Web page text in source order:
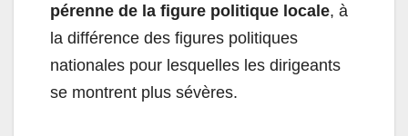
pérenne de la figure politique locale, à
la différence des figures politiques
nationales pour lesquelles les dirigeants
se montrent plus sévères.